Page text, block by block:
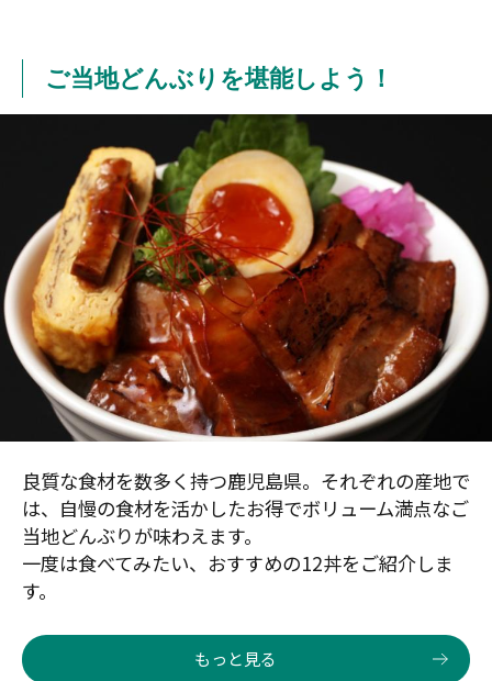
ご当地どんぶりを堪能しよう！
良質な食材を数多く持つ鹿児島県。それぞれの産地で
は、自慢の食材を活かしたお得でボリューム満点なご
当地どんぶりが味わえます。
一度は食べてみたい、おすすめの12丼をご紹介しま
す。
もっと見る